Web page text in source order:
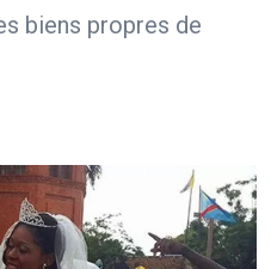
biens propres de